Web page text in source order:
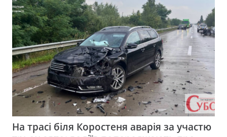
На трасі біля Коростеня аварія за участю